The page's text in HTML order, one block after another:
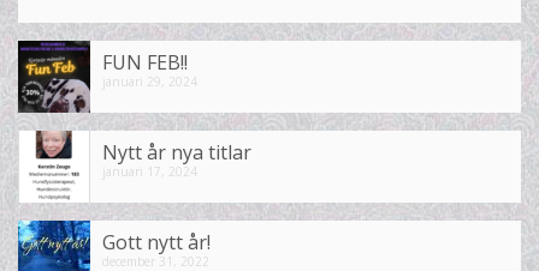
FUN FEB!!
januari 29, 2024
Nytt år nya titlar
januari 17, 2024
Gott nytt år!
december 31, 2022